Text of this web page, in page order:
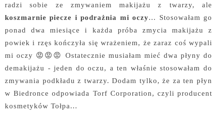
radzi sobie ze zmywaniem makijażu z twarzy, ale
koszmarnie piecze i podrażnia mi oczy... Stosowałam go
ponad dwa miesiące i każda próba zmycia makijażu z
powiek i rzęs kończyła się wrażeniem, że zaraz coś wypali
mi oczy 😡😡😡 Ostatecznie musiałam mieć dwa płyny do
demakijażu - jeden do oczu, a ten właśnie stosowałam do
zmywania podkładu z twarzy. Dodam tylko, że za ten płyn
w Biedronce odpowiada Torf Corporation, czyli producent
kosmetyków Tołpa...